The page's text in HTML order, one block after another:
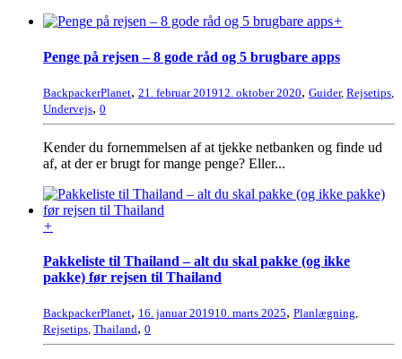
+
Penge på rejsen – 8 gode råd og 5 brugbare apps
BackpackerPlanet, 21. februar 201912. oktober 2020, Guider, Rejsetips
Undervejs, 0
Kender du fornemmelsen af at tjekke netbanken og finde ud
af, at der er brugt for mange penge? Eller...
+
Pakkeliste til Thailand – alt du skal pakke (og ikke
pakke) før rejsen til Thailand
BackpackerPlanet, 16. januar 201910. marts 2025, Planlægning,
Rejsetips, Thailand, 0